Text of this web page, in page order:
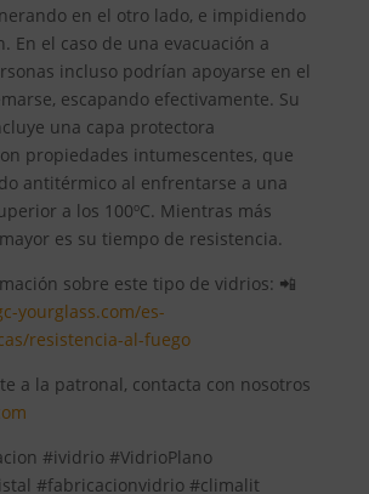
en el otro lado, e impidiendo
En el caso de una evacuación a
incluso podrían apoyarse en el
escapando efectivamente. Su
una capa protectora
propiedades intumescentes, que
antitérmico al enfrentarse a una
a los 100ºC. Mientras más
es su tiempo de resistencia.
sobre este tipo de vidrios: 📲
yourglass.com/es-
resistencia-al-fuego
a la patronal, contacta con nosotros
#ividrio #VidrioPlano
#fabricacionvidrio #climalit